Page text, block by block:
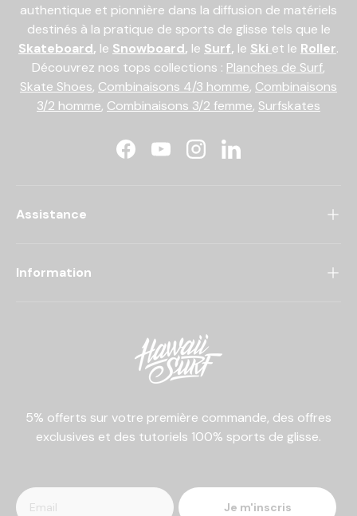
authentique et pionnière dans la diffusion de matériels
destinés à la pratique de sports de glisse tels que le
Skateboard, le Snowboard, le Surf, le Ski et le Roller.
Découvrez nos tops collections : Planches de Surf,
Skate Shoes, Combinaisons 4/3 homme, Combinaisons
3/2 homme, Combinaisons 3/2 femme, Surfskates
FacebookYouTubeInstagramLinkedIn
Assistance
Information
5% offerts sur votre première commande, des offres
exclusives et des tutoriels 100% sports de glisse.
Je m'inscris